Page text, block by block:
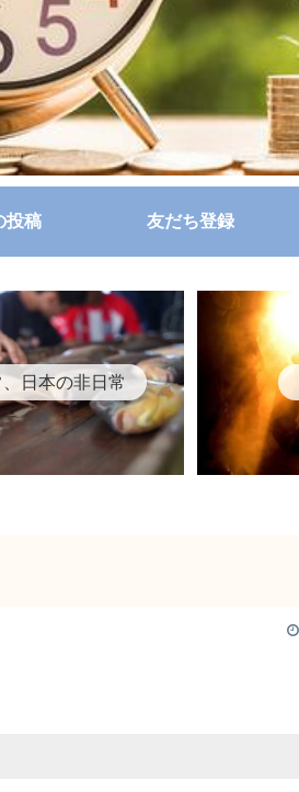
投稿 友だち登録
日本の非日常